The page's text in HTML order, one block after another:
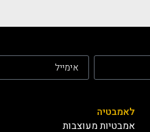
לאמבטיה
אמבטיות מעוצבות